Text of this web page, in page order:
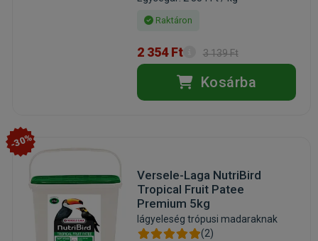
Raktáron
2 354 Ft 3 139 Ft
Kosárba
-30%
Versele-Laga NutriBird
Tropical Fruit Patee
Premium 5kg
lágyeleség trópusi madaraknak
(2)